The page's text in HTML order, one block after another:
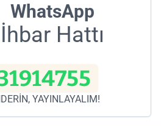
WhatsApp
İhbar Hattı
YAYINLAYALIM!